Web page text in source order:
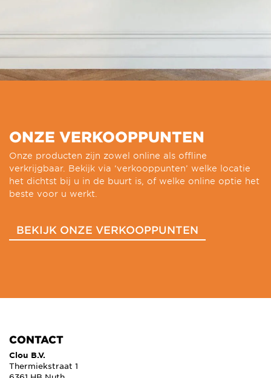
ONZE VERKOOPPUNTEN
Onze producten zijn zowel online als offline
verkrijgbaar. Bekijk via ‘verkooppunten’ welke locatie
het dichtst bij u in de buurt is, of welke online optie het
beste voor u werkt.
BEKIJK ONZE VERKOOPPUNTEN
CONTACT
Clou B.V.
Thermiekstraat 1